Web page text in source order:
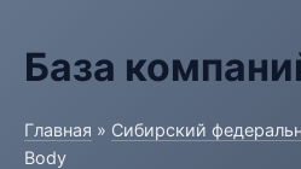
База
Главная » Сибирский
Body